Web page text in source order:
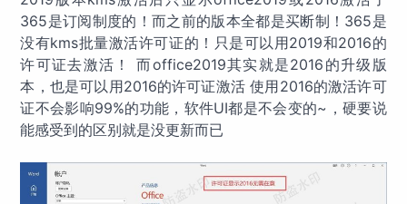
365是订阅制度的！而之前的版本全都是买断制！365是
没有kms批量激活许可证的！只是可以用2019和2016的
许可证去激活！ 而office2019其实就是2016的升级版
本，也是可以用2016的许可证激活 使用2016的激活许可
证不会影响99%的功能，软件UI都是不会变的~，硬要说
能感受到的区别就是没更新而已